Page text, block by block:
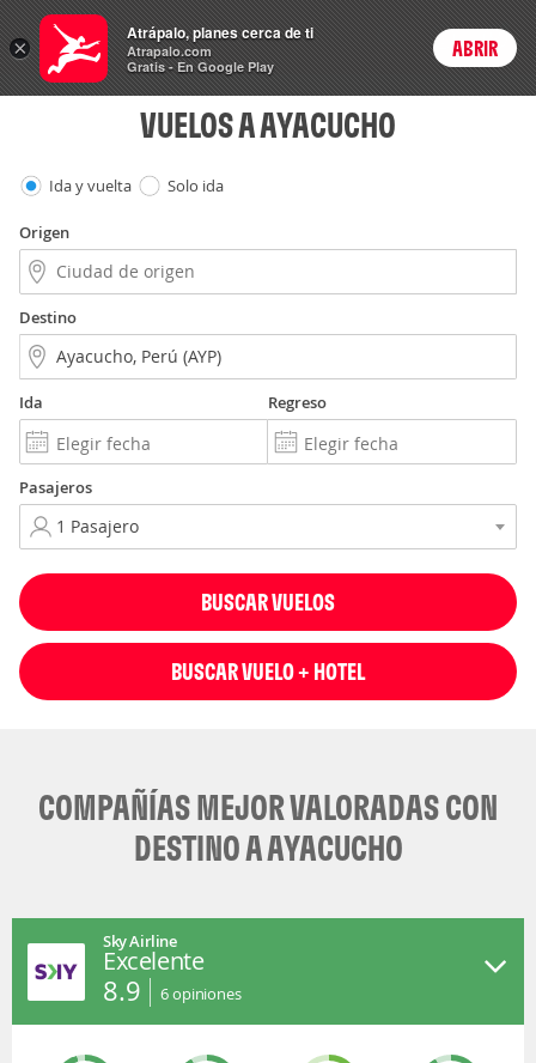
Vuelos Login
VUELOS A AYACUCHO
Ida y vuelta Solo ida
Origen
Destino
Ida Regreso
Pasajeros
BUSCAR VUELOS
BUSCAR VUELO + HOTEL
COMPAÑÍAS MEJOR VALORADAS CON
DESTINO A AYACUCHO
Sky Airline
Excelente
8.9 6opiniones
×
Atrápalo, planes cerca de ti
Atrapalo.com
Gratis - En Google Play
ABRIR